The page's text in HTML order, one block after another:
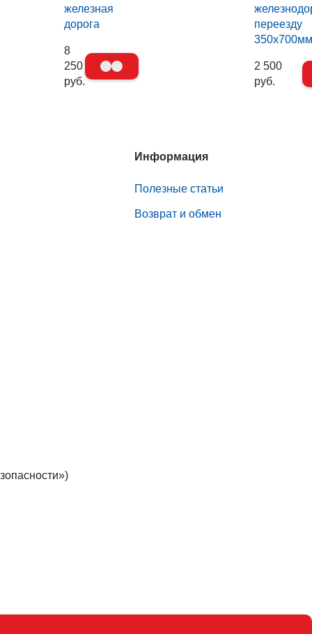
железная
дорога
8
250
руб.
переезду
350х700мм
2 500
руб.
Информация
Полезные статьи
Возврат и обмен